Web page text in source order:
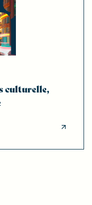
culturelle,